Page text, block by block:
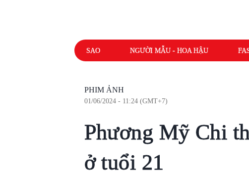
SAO NGƯỜI MẪU - HOA HẬU
PHIM ẢNH
01/06/2024 - 11:24 (GMT+7)
Phương Mỹ Chi
ở tuổi 21